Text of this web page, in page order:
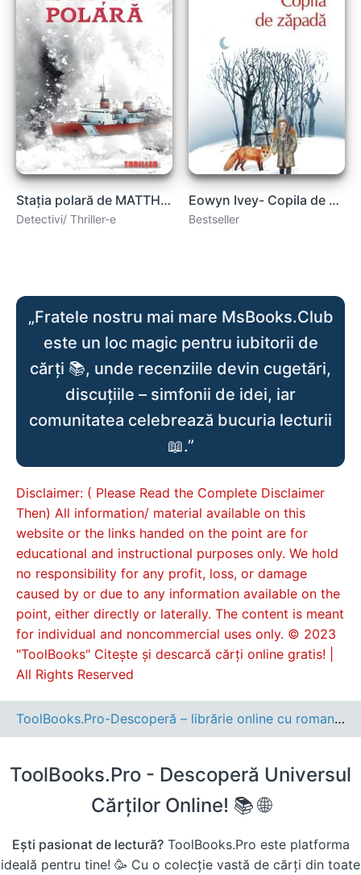
Stația polară de MATTHEW REILLY carte .PDF
Detectivi/ Thriller-e
Eowyn Ivey- Copila de zăpadă .PDF
Bestseller
„Fratele nostru mai mare MsBooks.Club
este un loc magic pentru iubitorii de
cărți 📚, unde recenziile devin cugetări,
discuțiile – simfonii de idei, iar
comunitatea celebrează bucuria lecturii
📖.”
Disclaimer: ( Please Read the Complete Disclaimer
Then) All information/ material available on this
website or the links handed on the point are for
educational and instructional purposes only. We hold
no responsibility for any profit, loss, or damage
caused by or due to any information available on the
point, either directly or laterally. The content is meant
for individual and noncommercial uses only. © 2023
"ToolBooks" Citește și descarcă cărți online gratis! |
All Rights Reserved
ToolBooks.Pro-Descoperă – librărie online cu romane, cărți pentru copii, dezvoltare personală și cele mai noi apariții editoriale.
ToolBooks.Pro - Descoperă Universul
Cărților Online! 📚 🌐
Ești pasionat de lectură?ToolBooks.Pro este platforma
ideală pentru tine! 🥳 Cu o colecție vastă de cărți din toate